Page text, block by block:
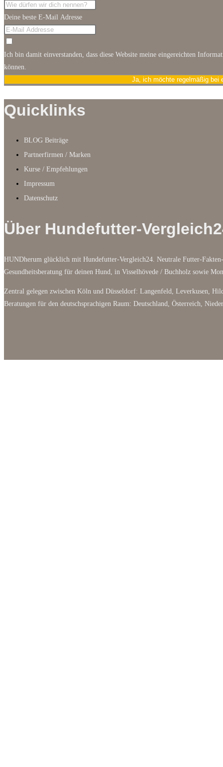
Deine beste E-Mail Adresse
Ich bin damit einverstanden, dass diese Website meine eingereichten
können.
Ja, ich möchte regelmäßig bei
Quicklinks
BLOG Beiträge
Partnerfirmen / Marken
Kurse / Empfehlungen
Impressum
Datenschutz
Über Hundefutter-
HUNDherum glücklich mit Hundefutter-Vergleich24. Neutrale Futter-
Gesundheitsberatung für deinen Hund, in Visselhövede / Buchholz sowie
Zentral gelegen zwischen Köln und Düsseldorf: Langenfeld, Leverkusen,
Beratungen für den deutschsprachigen Raum: Deutschland, Österreich,